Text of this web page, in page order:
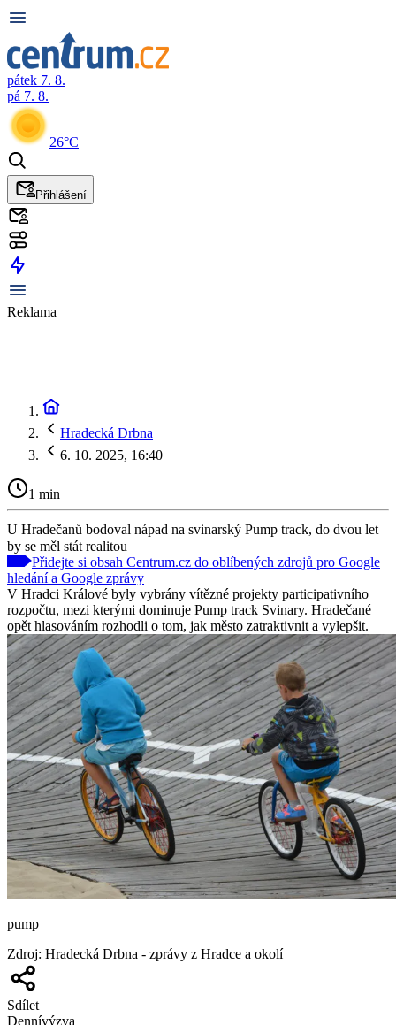
pátek 7. 8.
pá 7. 8.
26°C
Přihlášení
Reklama
Hradecká Drbna
6. 10. 2025, 16:40
1 min
U Hradečanů bodoval nápad na svinarský Pump track, do dvou let
by se měl stát realitou
Přidejte si obsah Centrum.cz do oblíbených zdrojů pro Google
hledání a Google zprávy
V Hradci Králové byly vybrány vítězné projekty participativního
rozpočtu, mezi kterými dominuje Pump track Svinary. Hradečané
opět hlasováním rozhodli o tom, jak město zatraktivnit a vylepšit.
pump
Zdroj: Hradecká Drbna - zprávy z Hradce a okolí
Sdílet
Dennívýzva